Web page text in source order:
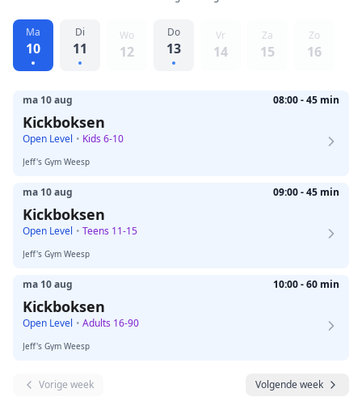
Ma
10
Di
11
Wo
12
Do
13
Vr
14
Za
15
Zo
16
ma 10 aug 08:00 - 45 min
Kickboksen
Open Level • Kids 6-10
Jeff's Gym Weesp
ma 10 aug 09:00 - 45 min
Kickboksen
Open Level • Teens 11-15
Jeff's Gym Weesp
ma 10 aug 10:00 - 60 min
Kickboksen
Open Level • Adults 16-90
Jeff's Gym Weesp
Vorige week Volgende week